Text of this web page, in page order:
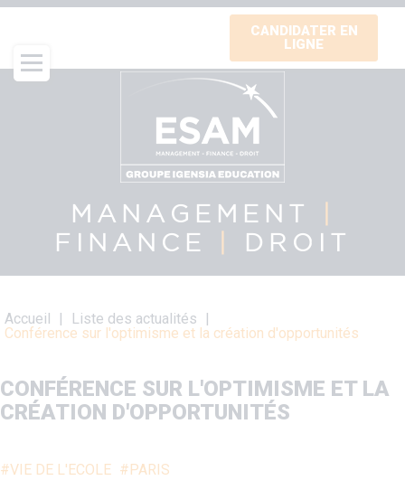
Aller
contenu
principal
CANDIDATER EN
LIGNE
MANAGEMENT
FINANCE
DROIT
Fil
d'Ariane
Accueil
Liste des actualités
Conférence sur l'optimisme et la création d'opportunités
CONFÉRENCE SUR L'OPTIMISME ET LA
CRÉATION D'OPPORTUNITÉS
#VIE DE L'ECOLE #PARIS